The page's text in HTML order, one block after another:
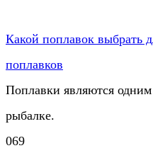
Какой поплавок выбрать
поплавков
Поплавки являются
рыбалке.
069